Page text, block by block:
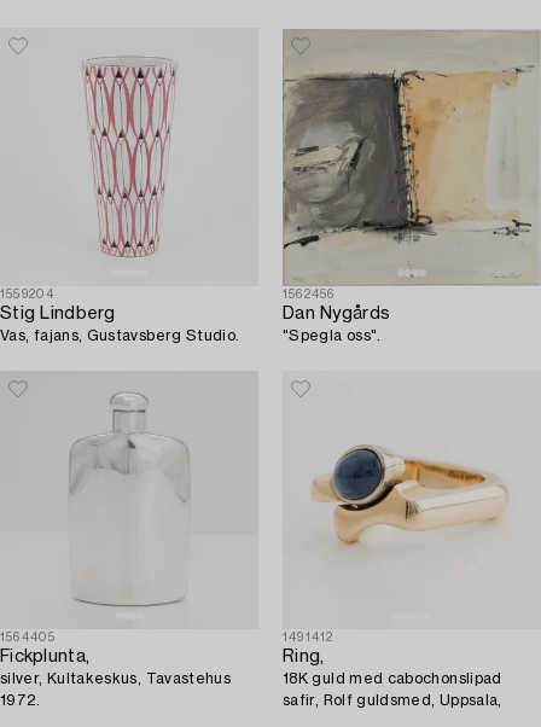
1559204
Stig Lindberg
Vas, fajans, Gustavsberg Studio.
1562456
Dan Nygårds
"Spegla oss".
1564405
Fickplunta,
silver, Kultakeskus, Tavastehus
1972.
1491412
Ring,
18K guld med cabochonslipad
safir, Rolf guldsmed, Uppsala,